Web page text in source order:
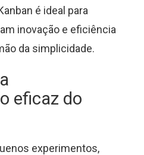
é ideal para
inovação e eficiência
da simplicidade.
eficaz do
experimentos,